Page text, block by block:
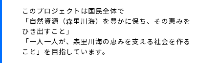
このプロジェクトは国民全体で
「自然資源（森里川海）を豊かに保ち、その恵みを
ひき出すこと」
「一人一人が、森里川海の恵みを支える社会を作る
こと」を目指しています。